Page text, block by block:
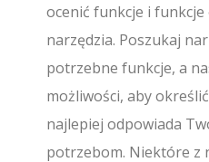
ocenić funkcje i
narzędzia. Poszukaj
potrzebne funkcje, a
możliwości, aby
najlepiej odpowiada
potrzebom. Niektóre z